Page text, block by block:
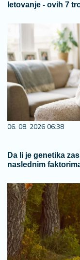
letovanje - ovih 7
06. 08. 2026 06:38
Da li je genetika
naslednim